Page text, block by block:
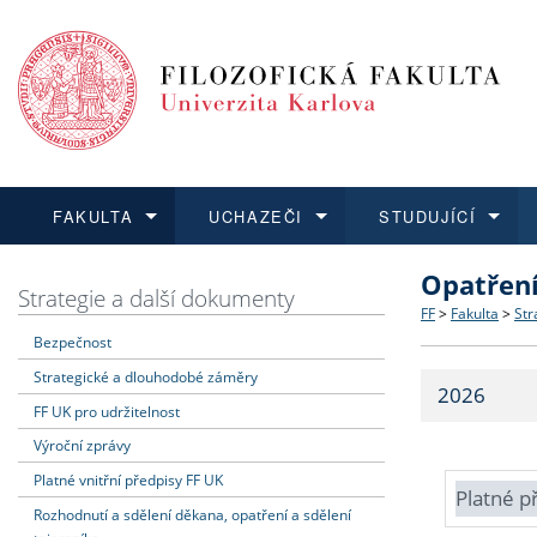
FAKULTA
Dozvědět se více
Struktura
Strategie
Fakultní
UCHAZEČI
Podat přihlášku
Co
Učitelské
STUDUJÍCÍ
Dozvědět se více
Dozvědět se více
O vědě a
Dozvědět se více
Aktuální
Strategie a další dokumenty
Bezpečnost
Strategické a dlouhodobé záměry
FF UK pro udržitelnost
Výroční zprávy
Platné vnitřní předpisy FF UK
Rozhodnutí a sdělení děkana, opatření a sdělení
FF > Fakulta >
2026
Platné